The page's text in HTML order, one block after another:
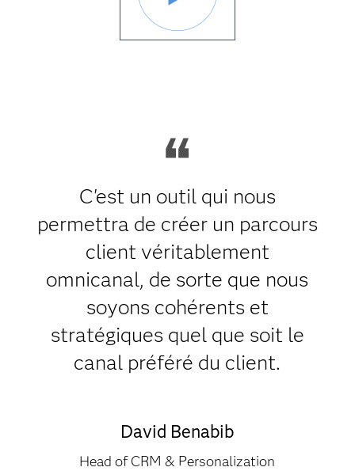
C'est un outil qui nous
permettra de créer un parcours
client véritablement
omnicanal, de sorte que nous
soyons cohérents et
stratégiques quel que soit le
canal préféré du client.
David Benabib
Head of CRM & Personalization